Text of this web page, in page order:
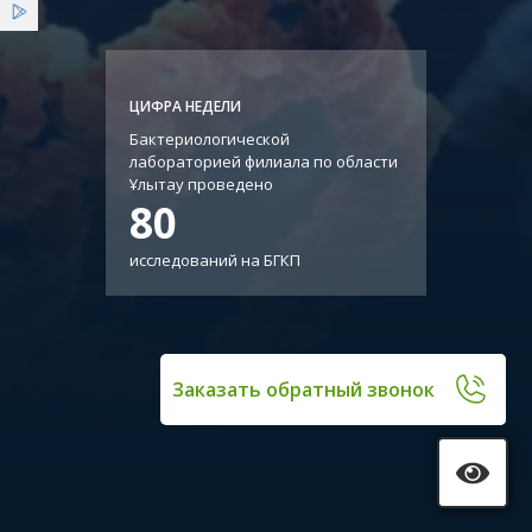
Заказать обратный звонок
Услуги
Льготы
Новости
ЦИФРА НЕДЕЛИ
Бактериологической
лабораторией филиала по области
Ұлытау проведено
80
исследований на БГКП